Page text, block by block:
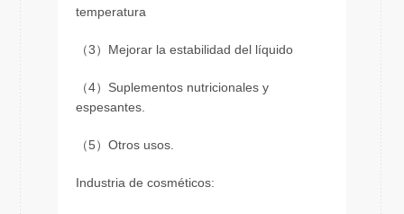
temperatura
（3）Mejorar la estabilidad del líquido
（4）Suplementos nutricionales y
espesantes.
（5）Otros usos.
Industria de cosméticos: